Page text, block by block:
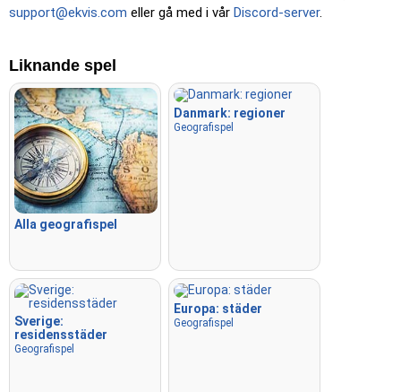
support@ekvis.com eller gå med i vår Discord-server.
Liknande spel
Alla geografispel
Danmark: regioner
Geografispel
Sverige:
residensstäder
Geografispel
Europa: städer
Geografispel